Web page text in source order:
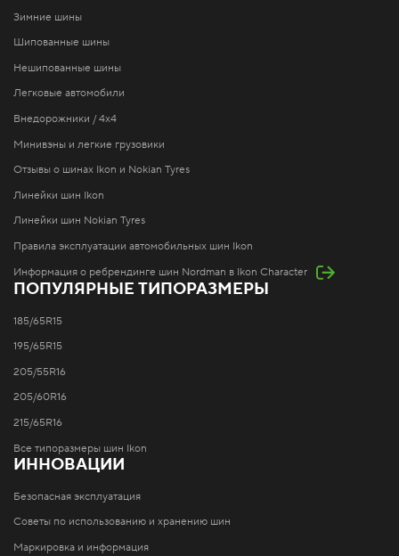
Зимние шины
Шипованные шины
Нешипованные шины
Легковые автомобили
Внедорожники / 4x4
Минивэны и легкие грузовики
Отзывы о шинах Ikon и Nokian Tyres
Линейки шин Ikon
Линейки шин Nokian Tyres
Правила эксплуатации автомобильных шин Ikon
Информация о ребрендинге шин Nordman в Ikon Character
ПОПУЛЯРНЫЕ ТИПОРАЗМЕРЫ
185/65R15
195/65R15
205/55R16
205/60R16
215/65R16
Все типоразмеры шин Ikon
ИННОВАЦИИ
Безопасная эксплуатация
Советы по использованию и хранению шин
Маркировка и информация